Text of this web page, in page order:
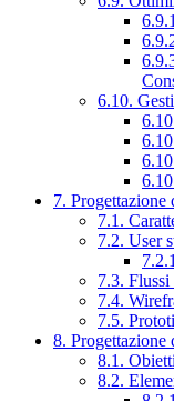
6.10.
7. Progettazione
7.1.
7.2. User
7.3.
7.4.
7.5.
8. Progettazione
8.1.
8.2.